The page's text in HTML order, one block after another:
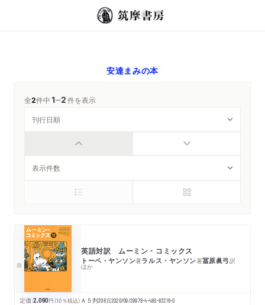
安達まみの本
全2件中1─2件を表示
英語対訳 ムーミン・コミックス
トーベ・ヤンソン著ラルス・ヤンソン著冨原眞弓訳
ほか
定価:2,090円 （10％税込） Ａ５判208頁2020/09/29978-4-480-83216-0